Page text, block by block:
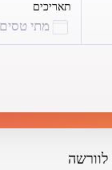
תאריכים
מתי
לוורשה